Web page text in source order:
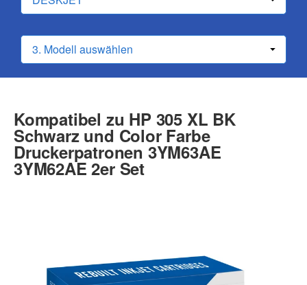
Kompatibel zu HP 305 XL BK
Schwarz und Color Farbe
Druckerpatronen 3YM63AE
3YM62AE 2er Set